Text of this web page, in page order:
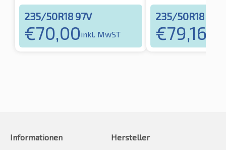
235/50R18 97V
€70,00inkl. MwST
235/50R18 97V
€79,16
Informationen
Hersteller